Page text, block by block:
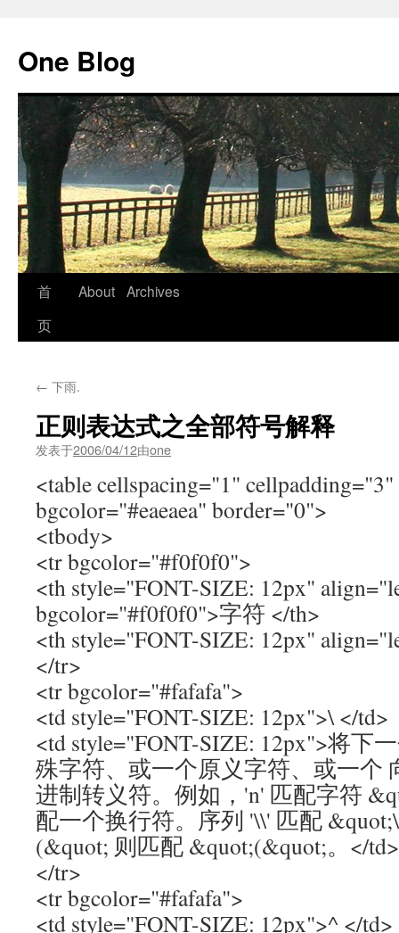
正
文
One Blog
首
页
About Archives
← 下雨.
正则表达式之全部符号解释
发表于2006/04/12由one
<table cellspacing="1"
bgcolor="#eaeaea" border="0">
<tbody>
<tr bgcolor="#f0f0f0">
<th style="FONT-SIZE: 12px"
bgcolor="#f0f0f0">字符 </th>
<th style="FONT-SIZE: 12px"
</tr>
<tr bgcolor="#fafafa">
<td style="FONT-SIZE: 12px">\ </td>
<td style="FONT-SIZE: 12px">将下
殊字符、或一个原义字符、或一个
进制转义符。例如，'n' 匹配字符
配一个换行符。序列 '\\' 匹配
(&quot; 则匹配 &quot;(&quot;。</td>
</tr>
<tr bgcolor="#fafafa">
<td style="FONT-SIZE: 12px">^ </td>